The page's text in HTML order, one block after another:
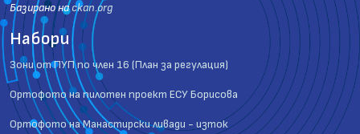
Базиранo наckan.org
Набори
Зони от ПУП по член 16 (План за регулация)
Ортофото на пилотен проект ЕСУ Борисова
Ортофото на Манастирски ливади - изток